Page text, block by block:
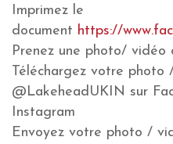
Imprimez le
document https://
Prenez une photo/ vidéo
Téléchargez votre photo
@LakeheadUKIN sur
Instagram
Envoyez votre photo /